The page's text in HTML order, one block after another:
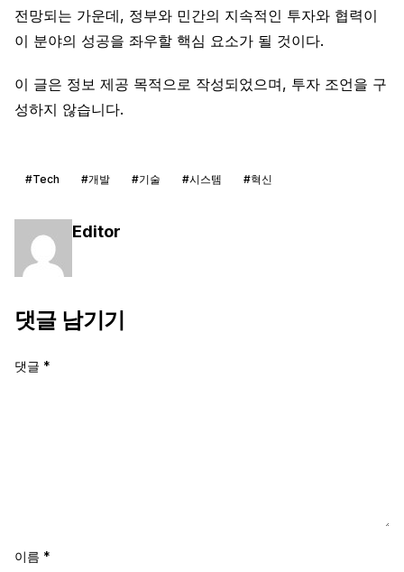
전망되는 가운데, 정부와 민간의 지속적인 투자와 협력이
이 분야의 성공을 좌우할 핵심 요소가 될 것이다.
이 글은 정보 제공 목적으로 작성되었으며, 투자 조언을 구
성하지 않습니다.
#Tech #개발 #기술 #시스템 #혁신
Editor
댓글 남기기
댓글 *
이름 *